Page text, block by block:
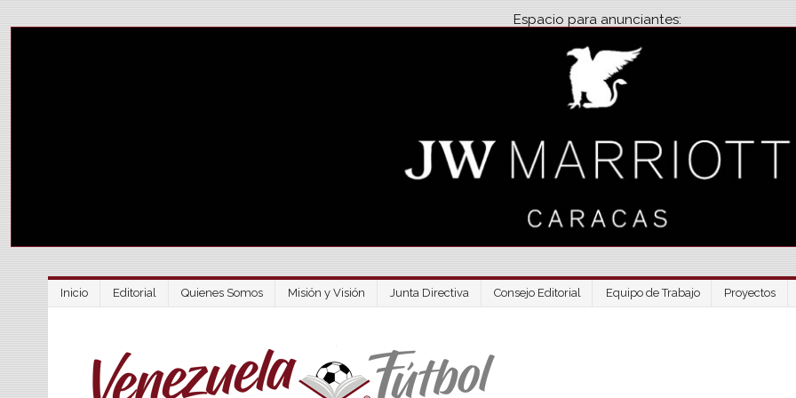
Espacio para anunciantes:
Inicio Editorial Quienes Somos Misión y Visión Junta Directiva Consejo Editorial Equipo de Trabajo Proyectos